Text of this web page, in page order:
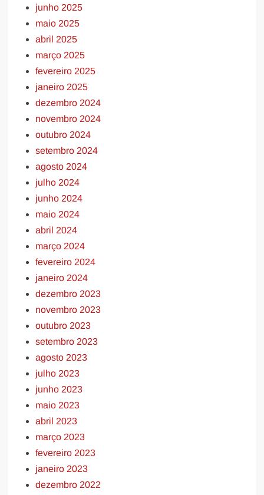
junho 2025
maio 2025
abril 2025
março 2025
fevereiro 2025
janeiro 2025
dezembro 2024
novembro 2024
outubro 2024
setembro 2024
agosto 2024
julho 2024
junho 2024
maio 2024
abril 2024
março 2024
fevereiro 2024
janeiro 2024
dezembro 2023
novembro 2023
outubro 2023
setembro 2023
agosto 2023
julho 2023
junho 2023
maio 2023
abril 2023
março 2023
fevereiro 2023
janeiro 2023
dezembro 2022